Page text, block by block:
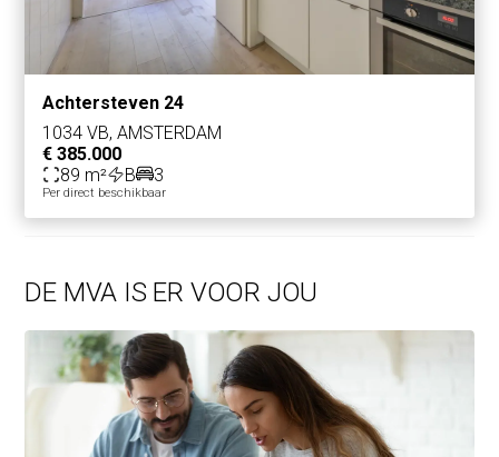
Achtersteven 24
1034 VB, AMSTERDAM
€ 385.000
89 m²
B 3
Per direct beschikbaar
DE MVA IS ER VOOR JOU